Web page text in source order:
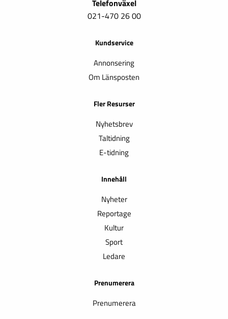
Telefonväxel
021-470 26 00
Kundservice
Annonsering
Om Länsposten
Fler Resurser
Nyhetsbrev
Taltidning
E-tidning
Innehåll
Nyheter
Reportage
Kultur
Sport
Ledare
Prenumerera
Prenumerera